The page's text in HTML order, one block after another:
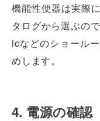
機能性便器は実際
タログから選ぶの
icなどのショール
めします。
4. 電源の確認